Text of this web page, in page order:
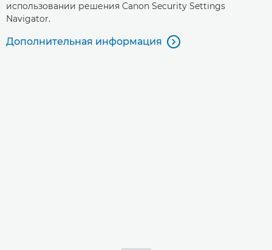
использовании решения Canon Security Settings
Navigator.
Дополнительная информация 